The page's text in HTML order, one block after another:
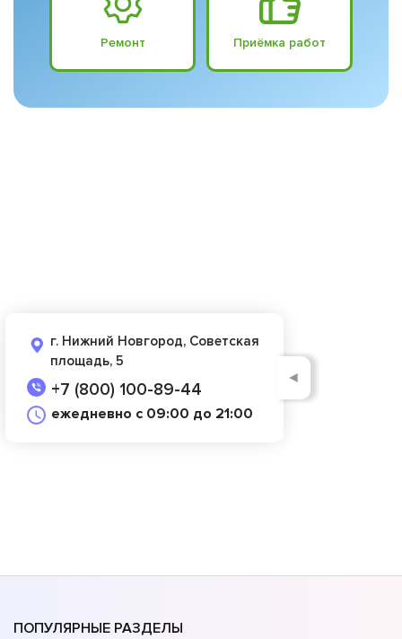
Ремонт Приёмка работ
г. Нижний Новгород, Советская
площадь, 5
+7 (800) 100-89-44
ежедневно с 09:00 до 21:00
◄
ПОПУЛЯРНЫЕ РАЗДЕЛЫ